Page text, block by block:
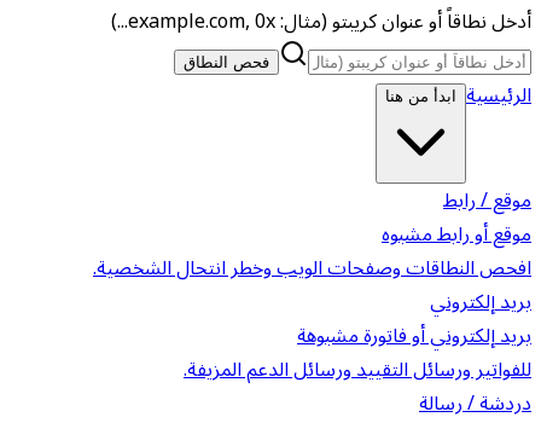
أدخل نطاقاً أو عنوان كريبتو (مثال: example.com, 0x...)
فحص النطاق
الرئيسية ابدأ من هنا
موقع / رابط
موقع أو رابط مشبوه
افحص النطاقات وصفحات الويب وخطر انتحال الشخصية.
بريد إلكتروني
بريد إلكتروني أو فاتورة مشبوهة
للفواتير ورسائل التقييد ورسائل الدعم المزيفة.
دردشة / رسالة